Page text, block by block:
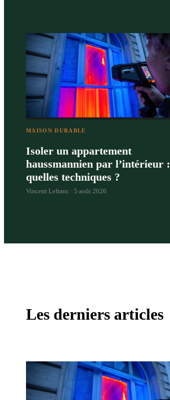
MAISON DURABLE
Isoler un appartement
haussmannien par l’intérieur :
quelles techniques ?
Vincent Lefranc · 5 août 2026
Les derniers articles